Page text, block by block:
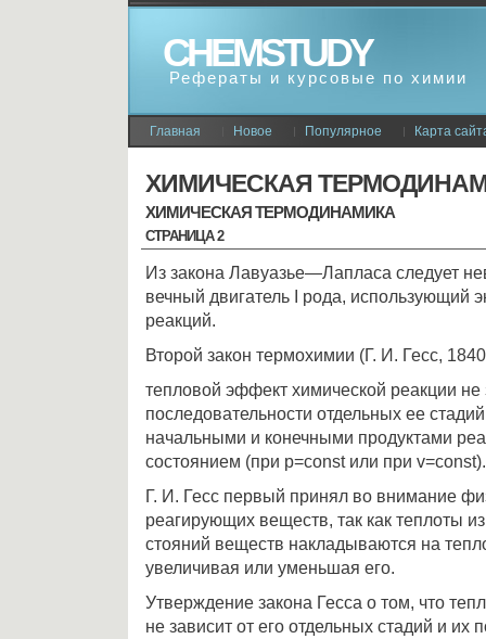
CHEMSTUDY
Рефераты и курсовые по химии
Главная Новое Популярное Карта
ХИМИЧЕСКАЯ
ХИМИЧЕСКАЯ ТЕРМОДИНАМИКА
СТРАНИЦА 2
Из закона Лавуазье—Лапласа следует
вечный двигатель I рода, использующий
реакций.
Второй закон термохимии (Г. И. Гесс,
тепло­вой эффект химической реакции не
после­довательности отдельных ее
началь­ными и конечными продуктами
состоя­нием (при p=const или при v=const).
Г. И. Гесс первый принял во внимание
реагирующих веществ, так как теплоты
стояний веществ накладываются на
уве­личивая или уменьшая его.
Утверждение закона Гесса о том, что
не зависит от его отдельных стадий и их